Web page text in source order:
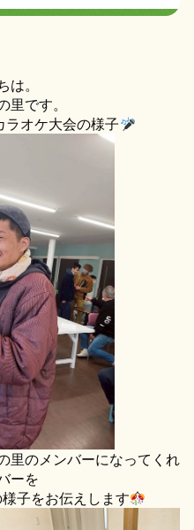
は。
です。
オケ大会の様子
里のメンバーになってくれ
ーを
子をお伝えします